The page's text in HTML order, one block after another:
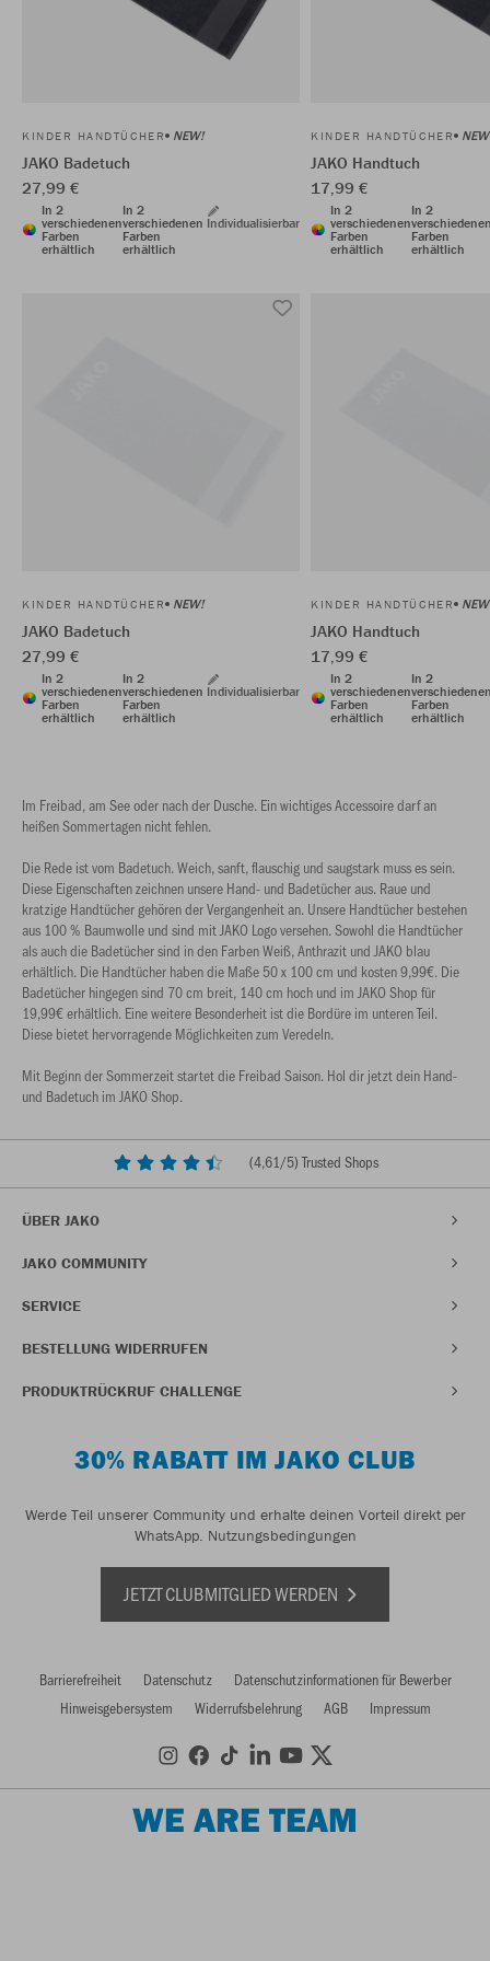
KINDER HANDTÜCHER NEW!
JAKO Badetuch
27,99 €
In 2
verschiedenen
Farben
erhältlich
In 2
verschiedenen
Farben
erhältlich
Individualisierbar
KINDER HANDTÜCHER
JAKO Handtuch
17,99 €
In 2
verschiedenen
Farben
erhältlich
In 2
Farben
erhältlich
KINDER HANDTÜCHER NEW!
JAKO Badetuch
27,99 €
In 2
verschiedenen
Farben
erhältlich
In 2
verschiedenen
Farben
erhältlich
Individualisierbar
KINDER HANDTÜCHER
JAKO Handtuch
17,99 €
In 2
verschiedenen
Farben
erhältlich
In 2
Farben
erhältlich
Im Freibad, am See oder nach der Dusche. Ein wichtiges Accessoire darf an
heißen Sommertagen nicht fehlen.
Die Rede ist vom Badetuch. Weich, sanft, flauschig und saugstark muss es sein.
Diese Eigenschaften zeichnen unsere Hand- und Badetücher aus. Raue und
kratzige Handtücher gehören der Vergangenheit an. Unsere Handtücher bestehen
aus 100 % Baumwolle und sind mit JAKO Logo versehen. Sowohl die Handtücher
als auch die Badetücher sind in den Farben Weiß, Anthrazit und JAKO blau
erhältlich. Die Handtücher haben die Maße 50 x 100 cm und kosten 9,99€. Die
Badetücher hingegen sind 70 cm breit, 140 cm hoch und im JAKO Shop für
19,99€ erhältlich. Eine weitere Besonderheit ist die Bordüre im unteren Teil.
Diese bietet hervorragende Möglichkeiten zum Veredeln.
Mit Beginn der Sommerzeit startet die Freibad Saison. Hol dir jetzt dein Hand-
und Badetuch im JAKO Shop.
(4,61/5) Trusted Shops
ÜBER JAKO
JAKO COMMUNITY
SERVICE
BESTELLUNG WIDERRUFEN
PRODUKTRÜCKRUF CHALLENGE
30% RABATT IM JAKO CLUB
Werde Teil unserer Community und erhalte deinen Vorteil direkt per
WhatsApp. Nutzungsbedingungen
JETZT CLUBMITGLIED WERDEN
Barrierefreiheit Datenschutz
Datenschutzinformationen für Bewerber
Hinweisgebersystem
Widerrufsbelehrung AGB Impressum
WE ARE TEAM